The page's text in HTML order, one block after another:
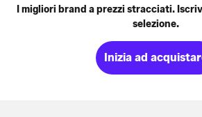
I migliori brand a prezzi stracciati.
selezione.
Inizia ad